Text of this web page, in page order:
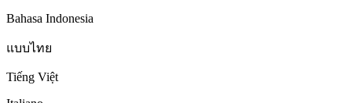
Bahasa Indonesia
แบบไทย
Tiếng Việt